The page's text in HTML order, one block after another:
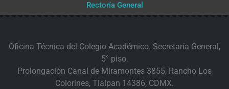
Rectoría General
Oficina Técnica del Colegio Académico. Secretaría General,
5° piso.
Prolongación Canal de Miramontes 3855, Rancho Los
Colorines, Tlalpan 14386, CDMX.